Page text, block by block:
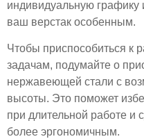
индивидуальную графику
ваш верстак особенным.
Чтобы приспособиться к
задачам, подумайте о
нержавеющей стали с
высоты. Это поможет
при длительной работе и
более эргономичным.